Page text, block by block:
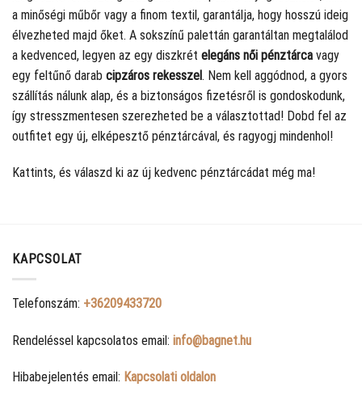
a minőségi műbőr vagy a finom textil, garantálja, hogy hosszú ideig
élvezheted majd őket. A sokszínű palettán garantáltan megtalálod
a kedvenced, legyen az egy diszkrét elegáns női pénztárca vagy
egy feltűnő darab cipzáros rekesszel. Nem kell aggódnod, a gyors
szállítás nálunk alap, és a biztonságos fizetésről is gondoskodunk,
így stresszmentesen szerezheted be a választottad! Dobd fel az
outfitet egy új, elképesztő pénztárcával, és ragyogj mindenhol!
Kattints, és válaszd ki az új kedvenc pénztárcádat még ma!
KAPCSOLAT
Telefonszám: +36209433720
Rendeléssel kapcsolatos email: info@bagnet.hu
Hibabejelentés email: Kapcsolati oldalon